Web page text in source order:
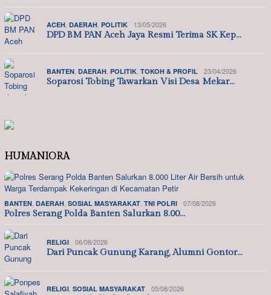
ACEH DAERAH POLITIK 13/05/2026
DPD BM PAN Aceh Jaya Resmi Terima SK Kep…
BANTEN DAERAH POLITIK TOKOH & PROFIL 23/04/2026
Soparosi Tobing Tawarkan Visi Desa Mekar…
HUMANIORA
BANTEN DAERAH SOSIAL MASYARAKAT TNI POLRI 07/08/2026
Polres Serang Polda Banten Salurkan 8.00…
RELIGI 06/08/2026
Dari Puncak Gunung Karang, Alumni Gontor…
RELIGI SOSIAL MASYARAKAT 05/08/2026